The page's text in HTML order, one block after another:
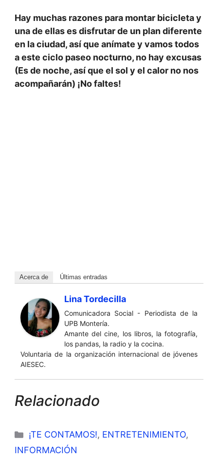
Hay muchas razones para montar bicicleta y
una de ellas es disfrutar de un plan diferente
en la ciudad, así que anímate y vamos todos
a este ciclo paseo nocturno, no hay excusas
(Es de noche, así que el sol y el calor no nos
acompañarán) ¡No faltes!
Acerca de Últimas entradas
Lina Tordecilla
Comunicadora Social - Periodista de la
UPB Montería.
Amante del cine, los libros, la fotografía,
los pandas, la radio y la cocina.
Voluntaria de la organización internacional de jóvenes
AIESEC.
Relacionado
Categorías
¡TE CONTAMOS!, ENTRETENIMIENTO,
INFORMACIÓN